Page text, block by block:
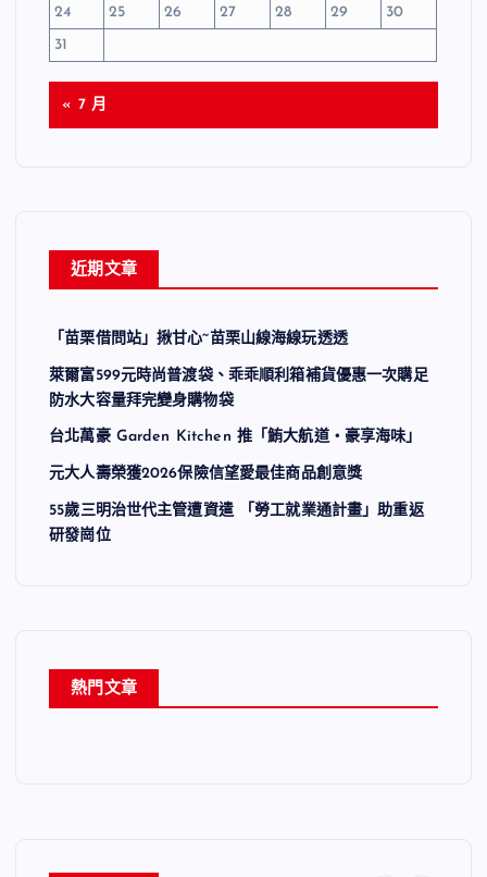
24
25 26 27 28 29
30
31
« 7 月
近期文章
「苗栗借問站」揪甘心~苗栗山線海線玩透透
萊爾富599元時尚普渡袋、乖乖順利箱補貨優惠一次購足
防水大容量拜完變身購物袋
台北萬豪 Garden Kitchen 推「鮪大航道・豪享海味」
元大人壽榮獲2026保險信望愛最佳商品創意獎
55歲三明治世代主管遭資遣 「勞工就業通計畫」助重返
研發崗位
熱門文章